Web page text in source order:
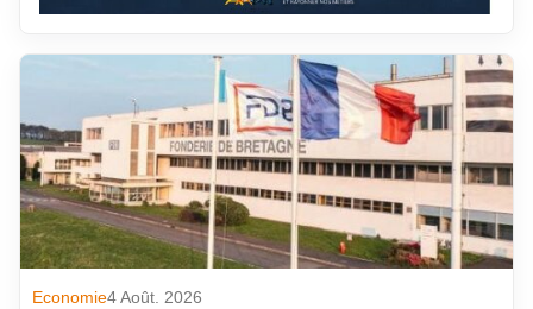
Economie4 Août. 2026